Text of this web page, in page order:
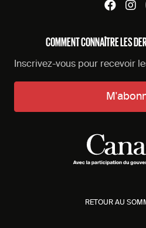
COMMENT CONNAÎTRE LES
Inscrivez-vous pour recevoir
RETOUR AU